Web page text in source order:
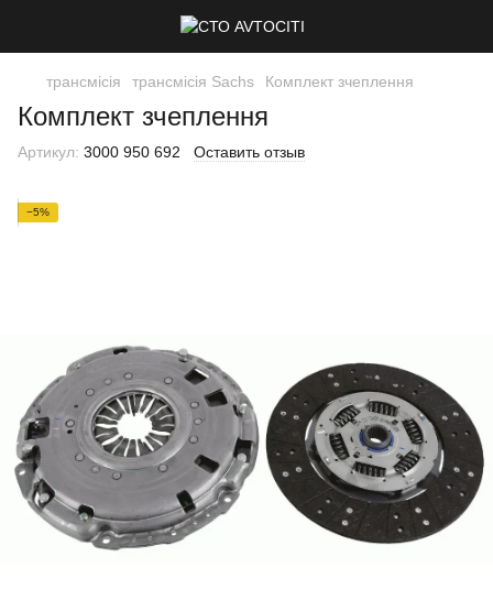
трансмісія трансмісія Sachs Комплект зчеплення
Комплект зчеплення
Артикул: 3000 950 692 Оставить отзыв
−5%